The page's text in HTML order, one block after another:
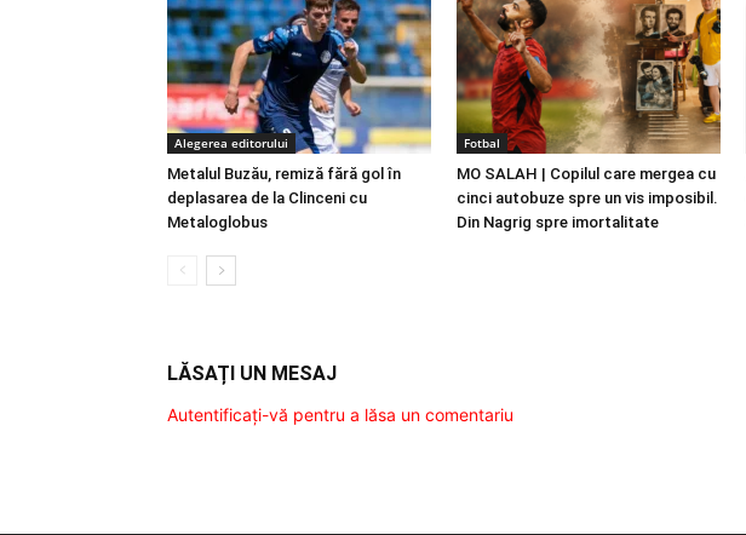
Alegerea editorului
Metalul Buzău, remiză fără gol în
deplasarea de la Clinceni cu
Metaloglobus
Fotbal
MO SALAH | Copilul care mergea cu
cinci autobuze spre un vis imposibil.
Din Nagrig spre imortalitate
LĂSAȚI UN MESAJ
Autentificați-vă pentru a lăsa un comentariu